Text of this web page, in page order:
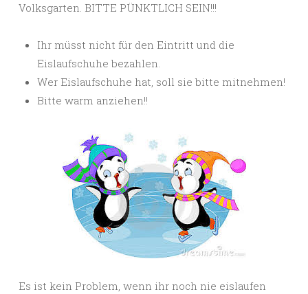
Volksgarten. BITTE PÜNKTLICH SEIN!!!
Ihr müsst nicht für den Eintritt und die
Eislaufschuhe bezahlen.
Wer Eislaufschuhe hat, soll sie bitte mitnehmen!
Bitte warm anziehen!!
Es ist kein Problem, wenn ihr noch nie eislaufen